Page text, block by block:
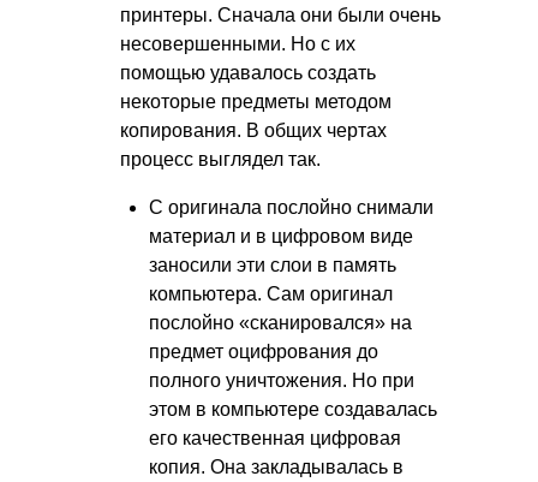
принтеры. Сначала они были очень
несовершенными. Но с их
помощью удавалось создать
некоторые предметы методом
копирования. В общих чертах
процесс выглядел так.
С оригинала послойно снимали
материал и в цифровом виде
заносили эти слои в память
компьютера. Сам оригинал
послойно «сканировался» на
предмет оцифрования до
полного уничтожения. Но при
этом в компьютере создавалась
его качественная цифровая
копия. Она закладывалась в